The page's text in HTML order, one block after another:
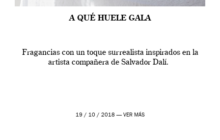
A QUÉ HUELE GALA
Fragancias con un toque surrealista inspirados en la
artista compañera de Salvador Dalí.
19 / 10 / 2018 — VER MÁS